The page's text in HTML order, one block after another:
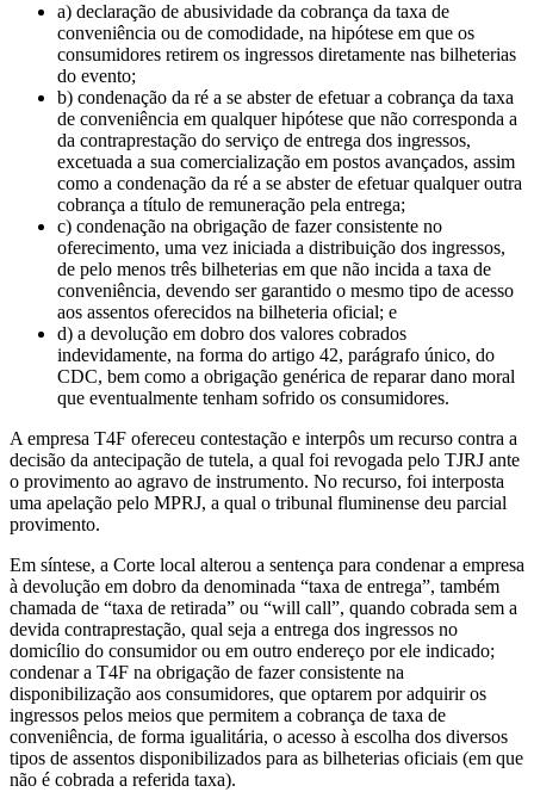
a) declaração de abusividade da cobrança da taxa de
conveniência ou de comodidade, na hipótese em que os
consumidores retirem os ingressos diretamente nas bilheterias
do evento;
b) condenação da ré a se abster de efetuar a cobrança da taxa
de conveniência em qualquer hipótese que não corresponda a
da contraprestação do serviço de entrega dos ingressos,
excetuada a sua comercialização em postos avançados, assim
como a condenação da ré a se abster de efetuar qualquer outra
cobrança a título de remuneração pela entrega;
c) condenação na obrigação de fazer consistente no
oferecimento, uma vez iniciada a distribuição dos ingressos,
de pelo menos três bilheterias em que não incida a taxa de
conveniência, devendo ser garantido o mesmo tipo de acesso
aos assentos oferecidos na bilheteria oficial; e
d) a devolução em dobro dos valores cobrados
indevidamente, na forma do artigo 42, parágrafo único, do
CDC, bem como a obrigação genérica de reparar dano moral
que eventualmente tenham sofrido os consumidores.
A empresa T4F ofereceu contestação e interpôs um recurso contra a
decisão da antecipação de tutela, a qual foi revogada pelo TJRJ ante
o provimento ao agravo de instrumento. No recurso, foi interposta
uma apelação pelo MPRJ, a qual o tribunal fluminense deu parcial
provimento.
Em síntese, a Corte local alterou a sentença para condenar a empresa
à devolução em dobro da denominada “taxa de entrega”, também
chamada de “taxa de retirada” ou “will call”, quando cobrada sem a
devida contraprestação, qual seja a entrega dos ingressos no
domicílio do consumidor ou em outro endereço por ele indicado;
condenar a T4F na obrigação de fazer consistente na
disponibilização aos consumidores, que optarem por adquirir os
ingressos pelos meios que permitem a cobrança de taxa de
conveniência, de forma igualitária, o acesso à escolha dos diversos
tipos de assentos disponibilizados para as bilheterias oficiais (em que
não é cobrada a referida taxa).